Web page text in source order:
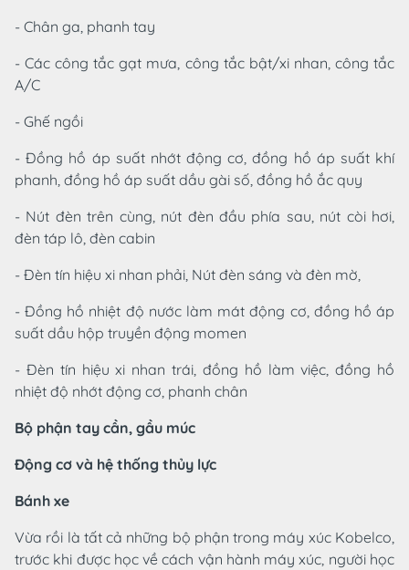
- Chân ga, phanh tay
- Các công tắc gạt mưa, công tắc bật/xi nhan, công tắc
A/C
- Ghế ngồi
- Đồng hồ áp suất nhớt động cơ, đồng hồ áp suất khí
phanh, đồng hồ áp suất dầu gài số, đồng hồ ắc quy
- Nút đèn trên cùng, nút đèn đầu phía sau, nút còi hơi,
đèn táp lô, đèn cabin
- Đèn tín hiệu xi nhan phải, Nút đèn sáng và đèn mờ,
- Đồng hồ nhiệt độ nước làm mát động cơ, đồng hồ áp
suất dầu hộp truyền động momen
- Đèn tín hiệu xi nhan trái, đồng hồ làm việc, đồng hồ
nhiệt độ nhớt động cơ, phanh chân
Bộ phận tay cần, gầu múc
Động cơ và hệ thống thủy lực
Bánh xe
Vừa rồi là tất cả những bộ phận trong máy xúc Kobelco,
trước khi được học về cách vận hành máy xúc, người học